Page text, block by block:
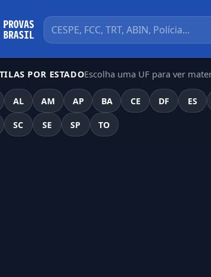
POR ESTADOEscolha uma UF para ver
AL AM AP BA CE DF ES
SC SE SP TO